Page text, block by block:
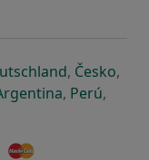
karcie
w nowej karcie
się w nowej
otwiera się
, Česko,
karcie
w nowej karcie
się w nowej
otwiera się
, Perú,